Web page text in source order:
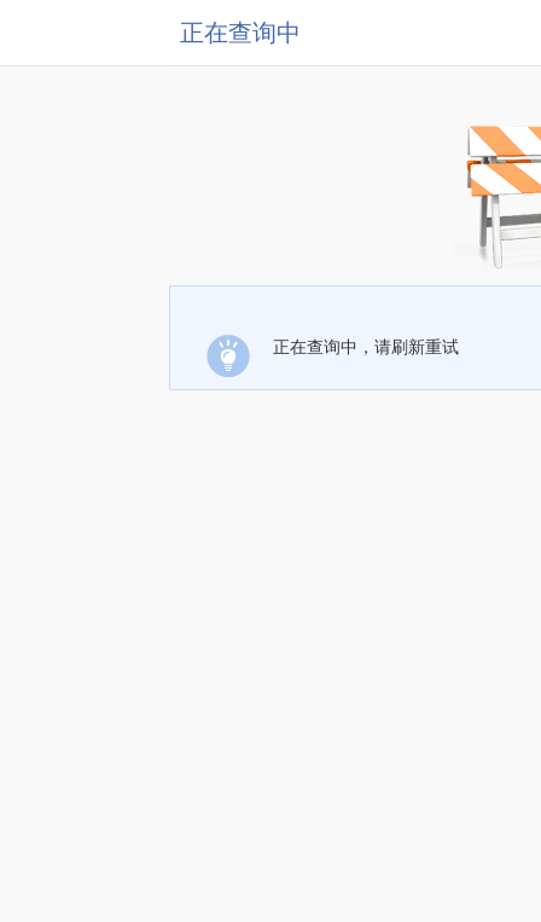
正在查询中
正在查询中，请刷新重试